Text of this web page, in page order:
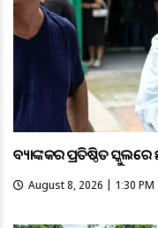
ବ୍ୟାଙ୍କକର ପ୍ରତିଷ୍ଠିତ
August 8, 2026 | 1:30 PM